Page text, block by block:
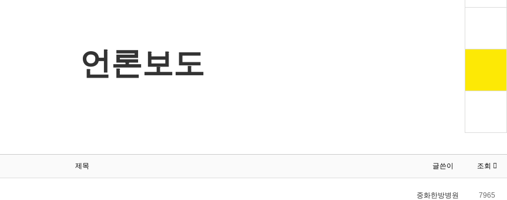
언론보도
제목 글쓴이 조회
중화한방병원 7965